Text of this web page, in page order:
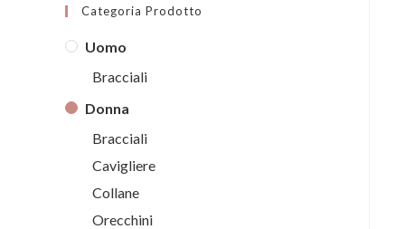
Categoria Prodotto
Uomo
Bracciali
Donna
Bracciali
Cavigliere
Collane
Orecchini